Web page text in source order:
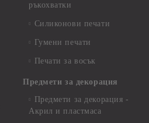
ръкохватки
Силиконови печати
Гумени печати
Печати за восък
Предмети за декорация
Предмети за декорация -
Акрил и пластмаса